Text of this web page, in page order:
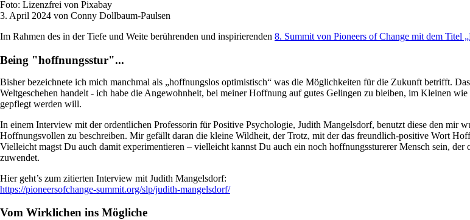
Foto: Lizenzfrei von Pixabay
3. April 2024 von Conny Dollbaum-Paulsen
Im Rahmen des in der Tiefe und Weite berührenden und inspirierenden 8. Summit von Pioneers of Change mit dem Titel
Being "hoffnungsstur"...
Bisher bezeichnete ich mich manchmal als „hoffnungslos optimistisch“ was die Möglichkeiten für die Zukunft betrifft.
Weltgeschehen handelt - ich habe die Angewohnheit, bei meiner Hoffnung auf gutes Gelingen zu bleiben, im Kleinen
gepflegt werden will.
In einem Interview mit der ordentlichen Professorin für Positive Psychologie, Judith Mangelsdorf, benutzt diese den mir
Hoffnungsvollen zu beschreiben. Mir gefällt daran die kleine Wildheit, der Trotz, mit der das freundlich-positive Wort
Vielleicht magst Du auch damit experimentieren – vielleicht kannst Du auch ein noch hoffnungssturerer Mensch sein,
zuwendet.
Hier geht’s zum zitierten Interview mit Judith Mangelsdorf:
https://pioneersofchange-summit.org/slp/judith-mangelsdorf/
Vom Wirklichen ins Mögliche